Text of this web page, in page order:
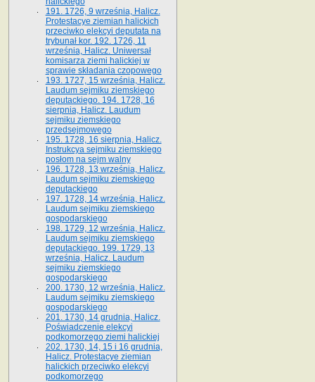
191. 1726, 9 września, Halicz.
Protestacye ziemian halickich
przeciwko elekcyi deputata na
trybunał kor. 192. 1726, 11
września, Halicz. Uniwersał
komisarza ziemi halickiej w
sprawie składania czopowego
193. 1727, 15 września, Halicz.
Laudum sejmiku ziemskiego
deputackiego. 194. 1728, 16
sierpnia, Halicz. Laudum
sejmiku ziemskiego
przedsejmowego
195. 1728, 16 sierpnia, Halicz.
Instrukcya sejmiku ziemskiego
posłom na sejm walny
196. 1728, 13 września, Halicz.
Laudum sejmiku ziemskiego
deputackiego
197. 1728, 14 września, Halicz.
Laudum sejmiku ziemskiego
gospodarskiego
198. 1729, 12 września, Halicz.
Laudum sejmiku ziemskiego
deputackiego. 199. 1729, 13
września, Halicz. Laudum
sejmiku ziemskiego
gospodarskiego
200. 1730, 12 września, Halicz.
Laudum sejmiku ziemskiego
gospodarskiego
201. 1730, 14 grudnia, Halicz.
Poświadczenie elekcyi
podkomorzego ziemi halickiej
202. 1730, 14, 15 i 16 grudnia,
Halicz. Protestacye ziemian
halickich przeciwko elekcyi
podkomorzego